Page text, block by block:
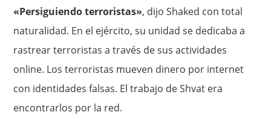
«Persiguiendo terroristas», dijo Shaked con total
naturalidad. En el ejército, su unidad se dedicaba a
rastrear terroristas a través de sus actividades
online. Los terroristas mueven dinero por internet
con identidades falsas. El trabajo de Shvat era
encontrarlos por la red.